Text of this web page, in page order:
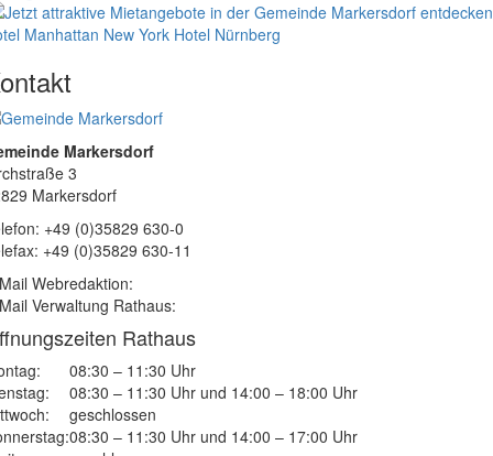
Manhattan New York Hotel Nürnberg
Markersdorf
3
Markersdorf
+49 (0)35829 630-0
+49 (0)35829 630-11
Webredaktion:
Verwaltung Rathaus:
Rathaus
08:30 – 11:30 Uhr
08:30 – 11:30 Uhr und 14:00 – 18:00 Uhr
geschlossen
08:30 – 11:30 Uhr und 14:00 – 17:00 Uhr